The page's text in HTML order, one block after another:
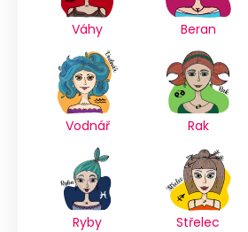
Váhy Beran
Vodnář Rak
Ryby Střelec